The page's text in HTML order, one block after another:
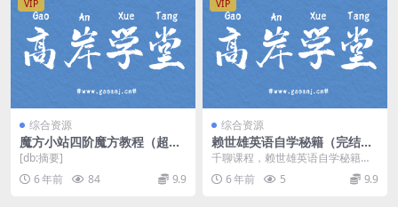
VIP
综合资源
魔方小站四阶魔方教程（超清
打包）百度网盘
[db:摘要]
6 年前
84 9.9
VIP
综合资源
赖世雄英语自学秘籍（完结）
（千聊）百度网盘
千聊课程，赖世雄英语自学秘籍。
完结版百度网盘下载。学了这么多
年英文你还是没能掌握...
6 年前 5 9.9